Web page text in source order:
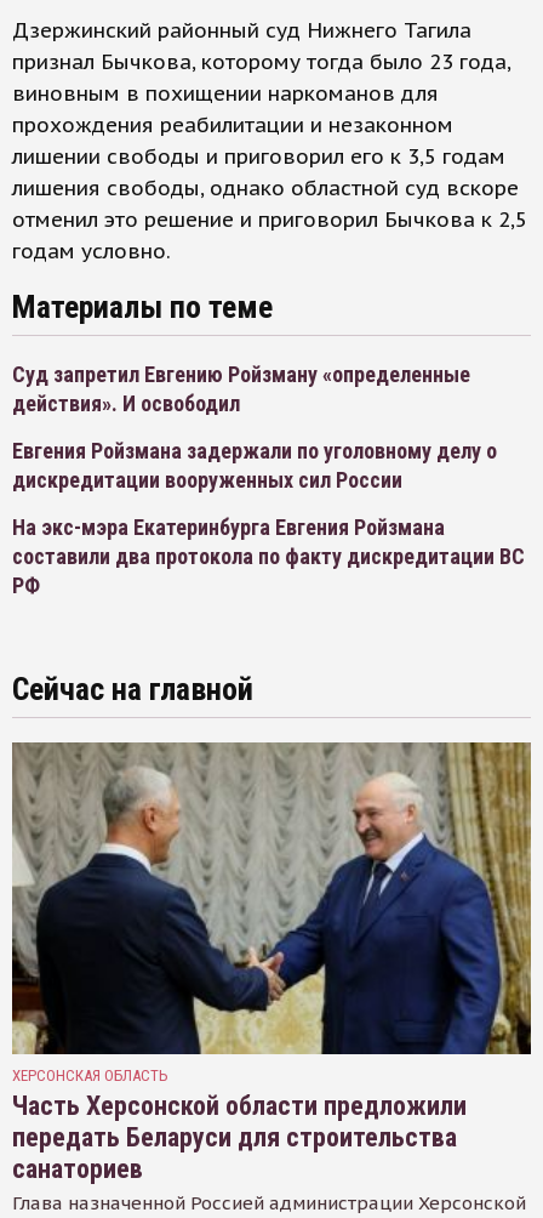
Дзержинский районный суд Нижнего Тагила
признал Бычкова, которому тогда было 23 года,
виновным в похищении наркоманов для
прохождения реабилитации и незаконном
лишении свободы и приговорил его к 3,5 годам
лишения свободы, однако областной суд вскоре
отменил это решение и приговорил Бычкова к 2,5
годам условно.
Материалы по теме
Суд запретил Евгению Ройзману «определенные
действия». И освободил
Евгения Ройзмана задержали по уголовному делу о
дискредитации вооруженных сил России
На экс-мэра Екатеринбурга Евгения Ройзмана
составили два протокола по факту дискредитации ВС
РФ
Сейчас на главной
ХЕРСОНСКАЯ ОБЛАСТЬ
Часть Херсонской области предложили
передать Беларуси для строительства
санаториев
Глава назначенной Россией администрации Херсонской